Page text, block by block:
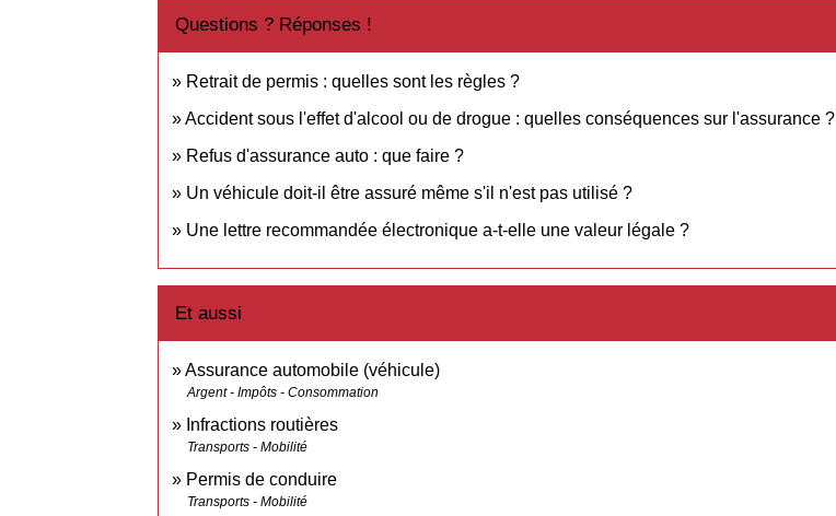
Questions ? Réponses !
Retrait de permis : quelles sont les règles ?
Accident sous l'effet d'alcool ou de drogue : quelles conséquences sur l'assurance ?
Refus d'assurance auto : que faire ?
Un véhicule doit-il être assuré même s'il n'est pas utilisé ?
Une lettre recommandée électronique a-t-elle une valeur légale ?
Et aussi
Assurance automobile (véhicule)
Argent - Impôts - Consommation
Infractions routières
Transports - Mobilité
Permis de conduire
Transports - Mobilité